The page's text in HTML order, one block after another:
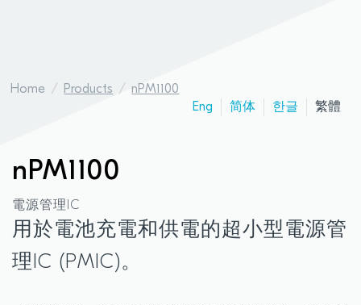
Home Products
nPM1100
Eng
简体 한글 繁體
nPM1100
電源管理IC
用於電池充電和供電的超小型電源管
理IC (PMIC)。